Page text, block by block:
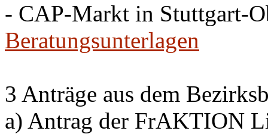
- CAP-Markt in Stuttgart-
Beratungsunterlagen
3 Anträge aus dem
a) Antrag der FrAKTION